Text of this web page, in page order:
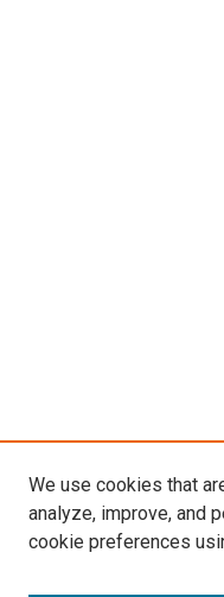
We use cookies that
analyze, improve, and
cookie preferences